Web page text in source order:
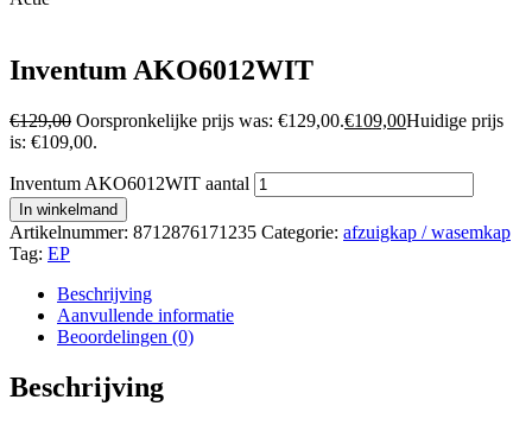
Inventum AKO6012WIT
€129,00 Oorspronkelijke prijs was: €129,00.€109,00Huidige prijs
is: €109,00.
Inventum AKO6012WIT aantal
In winkelmand
Artikelnummer: 8712876171235 Categorie: afzuigkap / wasemkap
Tag: EP
Beschrijving
Aanvullende informatie
Beoordelingen (0)
Beschrijving